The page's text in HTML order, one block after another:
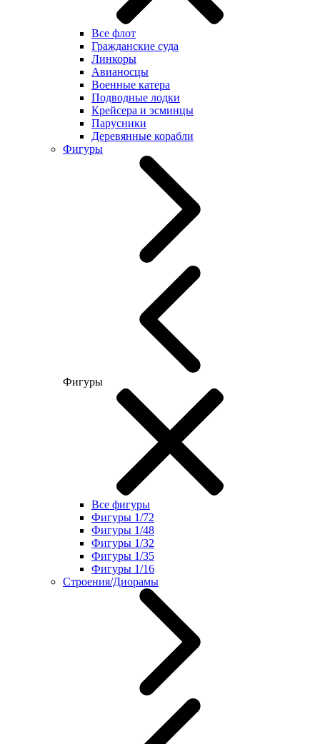
Все флот
Гражданские суда
Линкоры
Авианосцы
Военные катера
Подводные лодки
Крейсера и эсминцы
Парусники
Деревянные корабли
Фигуры
Фигуры
Все фигуры
Фигуры 1/72
Фигуры 1/48
Фигуры 1/32
Фигуры 1/35
Фигуры 1/16
Строения/Диорамы